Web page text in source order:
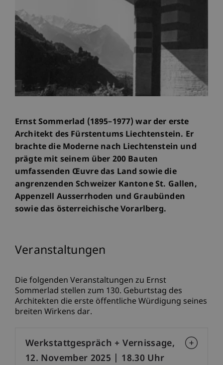
Ernst Sommerlad (1895–1977) war der erste
Architekt des Fürstentums Liechtenstein. Er
brachte die Moderne nach Liechtenstein und
prägte mit seinem über 200 Bauten
umfassenden Œuvre das Land sowie die
angrenzenden Schweizer Kantone St. Gallen,
Appenzell Ausserrhoden und Graubünden
sowie das österreichische Vorarlberg.
Veranstaltungen
Die folgenden Veranstaltungen zu Ernst
Sommerlad stellen zum 130. Geburtstag des
Architekten die erste öffentliche Würdigung seines
breiten Wirkens dar.
Werkstattgespräch + Vernissage,
12. November 2025 | 18.30 Uhr